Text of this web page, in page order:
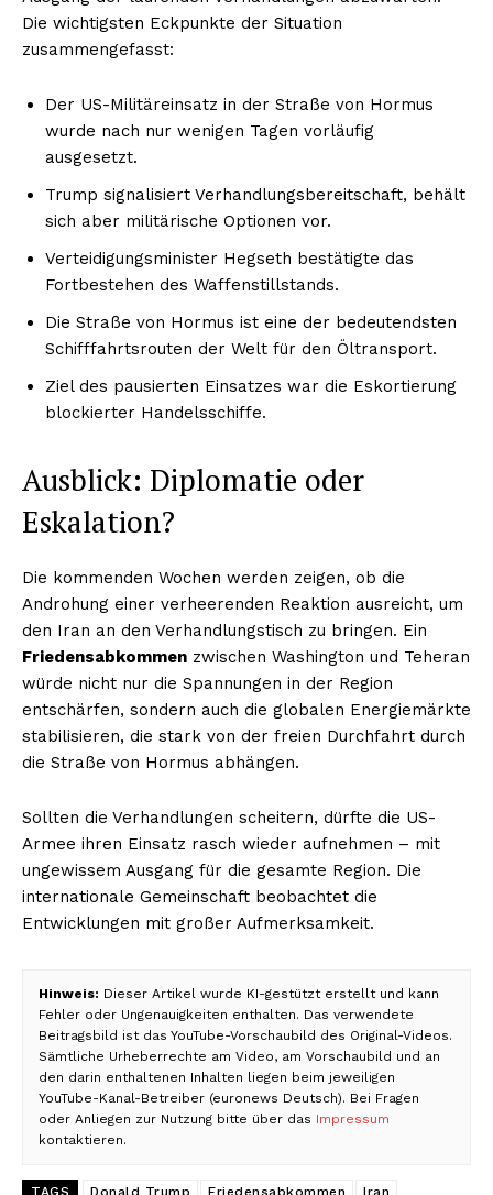
Die wichtigsten Eckpunkte der Situation
zusammengefasst:
Der US-Militäreinsatz in der Straße von Hormus
wurde nach nur wenigen Tagen vorläufig
ausgesetzt.
Trump signalisiert Verhandlungsbereitschaft, behält
sich aber militärische Optionen vor.
Verteidigungsminister Hegseth bestätigte das
Fortbestehen des Waffenstillstands.
Die Straße von Hormus ist eine der bedeutendsten
Schifffahrtsrouten der Welt für den Öltransport.
Ziel des pausierten Einsatzes war die Eskortierung
blockierter Handelsschiffe.
Ausblick: Diplomatie oder
Eskalation?
Die kommenden Wochen werden zeigen, ob die
Androhung einer verheerenden Reaktion ausreicht, um
den Iran an den Verhandlungstisch zu bringen. Ein
Friedensabkommen zwischen Washington und Teheran
würde nicht nur die Spannungen in der Region
entschärfen, sondern auch die globalen Energiemärkte
stabilisieren, die stark von der freien Durchfahrt durch
die Straße von Hormus abhängen.
Sollten die Verhandlungen scheitern, dürfte die US-
Armee ihren Einsatz rasch wieder aufnehmen – mit
ungewissem Ausgang für die gesamte Region. Die
internationale Gemeinschaft beobachtet die
Entwicklungen mit großer Aufmerksamkeit.
Hinweis: Dieser Artikel wurde KI-gestützt erstellt und kann
Fehler oder Ungenauigkeiten enthalten. Das verwendete
Beitragsbild ist das YouTube-Vorschaubild des Original-Videos.
Sämtliche Urheberrechte am Video, am Vorschaubild und an
den darin enthaltenen Inhalten liegen beim jeweiligen
YouTube-Kanal-Betreiber (euronews Deutsch). Bei Fragen
oder Anliegen zur Nutzung bitte über das Impressum
kontaktieren.
TAGS Donald Trump Friedensabkommen Iran